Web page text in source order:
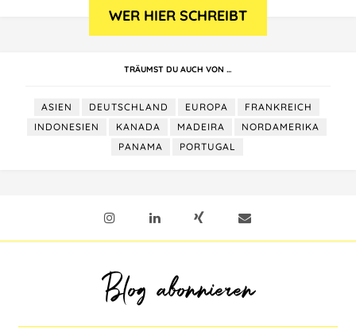
TRÄUMST DU AUCH VON …
ASIEN DEUTSCHLAND EUROPA
FRANKREICH
INDONESIEN
KANADA MADEIRA
NORDAMERIKA
PANAMA
PORTUGAL
Blog abonnieren